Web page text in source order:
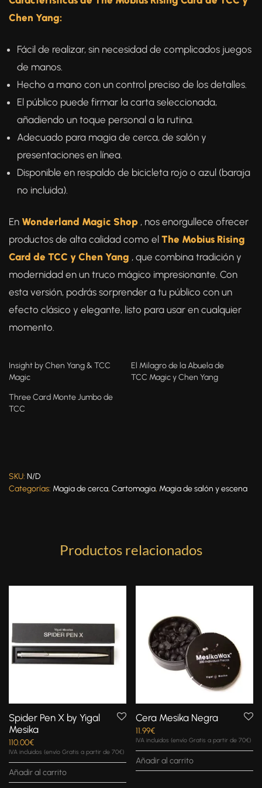
Chen Yang:
Fácil de realizar, sin necesidad de complicados juegos
de manos.
Hecho a mano con un control preciso de los detalles.
El público puede firmar la carta seleccionada,
añadiendo un toque personal a la rutina.
Adecuado para magia de cerca, de salón y
presentaciones en línea.
Disponible en respaldo de bicicleta rojo o azul (baraja
no incluida).
En Wonderland Magic Shop , nos enorgullece ofrecer
productos de alta calidad como el The Mobius Rising
Card de TCC y Chen Yang , que combina tradición y
modernidad en un truco mágico impresionante. Con
esta versión, podrás sorprender a tu público con un
efecto clásico y elegante, listo para usar en cualquier
momento.
Insight by Chen Yang & TCC
Magic
El Milagro de la Abuela de
TCC Magic y Chen Yang
Three Card Monte Jumbo de
TCC
SKU: N/D
Categorías: Magia de cerca, Cartomagia, Magia de salón y escena
Productos relacionados
Spider Pen X by Yigal
Mesika
110.00€
IVA incluidos (envío Gratis a partir de 70€)
Añadir al carrito
Cera Mesika Negra
11.99€
IVA incluidos (envío Gratis a partir de 70€)
Añadir al carrito